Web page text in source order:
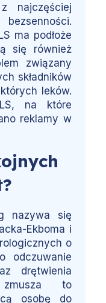
najczęściej
ma podłoże
się również
związany
składników
leków.
na które
reklamy w
nazywa się
Ekboma i
o
odczuwanie
drętwienia
to
osobę do